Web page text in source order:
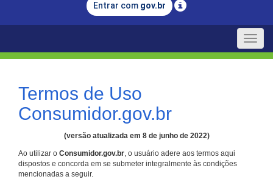
Legislação
Entrar com gov.br
Toggle
Termos de Uso
Consumidor.gov.br
(versão atualizada em 8 de junho de 2022)
Ao utilizar o Consumidor.gov.br, o usuário adere aos termos aqui
dispostos e concorda em se submeter integralmente às condições
mencionadas a seguir.